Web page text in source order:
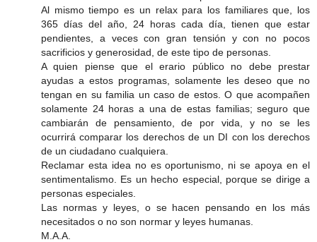
Al mismo tiempo es un relax para los familiares que, los
365 días del año, 24 horas cada día, tienen que estar
pendientes, a veces con gran tensión y con no pocos
sacrificios y generosidad, de este tipo de personas.
A quien piense que el erario público no debe prestar
ayudas a estos programas, solamente les deseo que no
tengan en su familia un caso de estos. O que acompañen
solamente 24 horas a una de estas familias; seguro que
cambiarán de pensamiento, de por vida, y no se les
ocurrirá comparar los derechos de un DI con los derechos
de un ciudadano cualquiera.
Reclamar esta idea no es oportunismo, ni se apoya en el
sentimentalismo. Es un hecho especial, porque se dirige a
personas especiales.
Las normas y leyes, o se hacen pensando en los más
necesitados o no son normar y leyes humanas.
M.A.A.